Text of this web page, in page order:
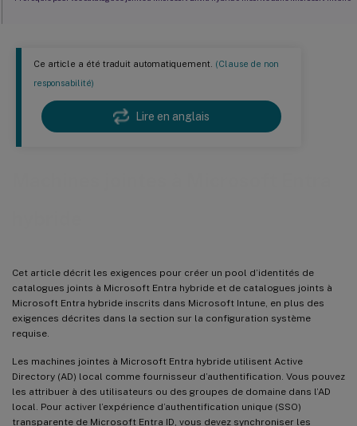
Ce article a été traduit automatiquement. (Clause de non
responsabilité)
Lire en anglais
Cet article décrit les exigences pour créer un pool d’identités de
catalogues joints à Microsoft Entra hybride et de catalogues joints à
Microsoft Entra hybride inscrits dans Microsoft Intune, en plus des
exigences décrites dans la section sur la configuration système
requise.
Les machines jointes à Microsoft Entra hybride utilisent Active
Directory (AD) local comme fournisseur d’authentification. Vous pouvez
les attribuer à des utilisateurs ou des groupes de domaine dans l’AD
local. Pour activer l’expérience d’authentification unique (SSO)
transparente de Microsoft Entra ID, vous devez synchroniser les
Limitations pour les catalogues joints à Microsoft Entra hybride inscrits dans Microsoft
Où aller ensuite